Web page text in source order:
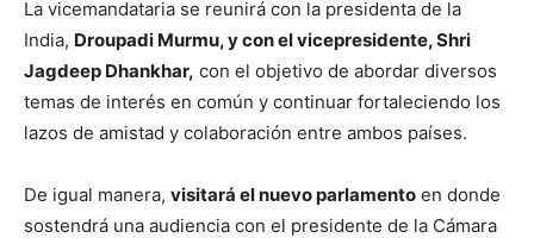
La vicemandataria se reunirá con la presidenta de la
India, Droupadi Murmu, y con el vicepresidente, Shri
Jagdeep Dhankhar, con el objetivo de abordar diversos
temas de interés en común y continuar fortaleciendo los
lazos de amistad y colaboración entre ambos países.
De igual manera, visitará el nuevo parlamento en donde
sostendrá una audiencia con el presidente de la Cámara